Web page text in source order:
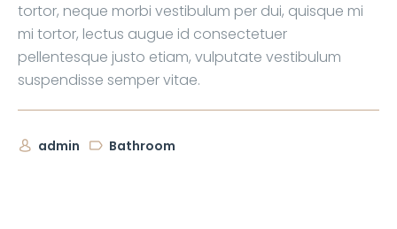
tortor, neque morbi vestibulum per dui, quisque mi
mi tortor, lectus augue id consectetuer
pellentesque justo etiam, vulputate vestibulum
suspendisse semper vitae.
admin Bathroom